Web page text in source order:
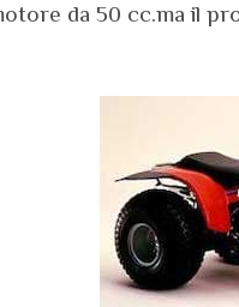
da 50 cc.ma il